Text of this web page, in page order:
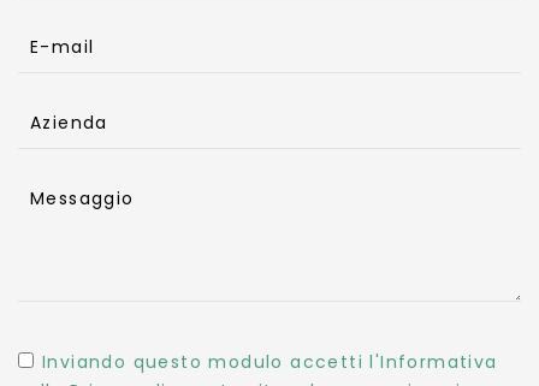
E-mail
Azienda
Messaggio
Inviando questo modulo accetti l'Informativa